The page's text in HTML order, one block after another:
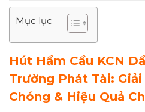
Mục lục
Hút Hầm Cầu KCN
Trường Phát Tài:
Chóng & Hiệu Quả